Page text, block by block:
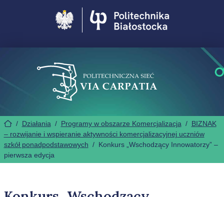
/ Działania/ Programy w obszarze Komercjalizacja/ BIZNAK
– rozwijanie i wspieranie aktywności komercjalizacyjnej uczniów
szkół ponadpodstawowych / Konkurs „Wschodzący Innowatorzy” –
pierwsza edycja